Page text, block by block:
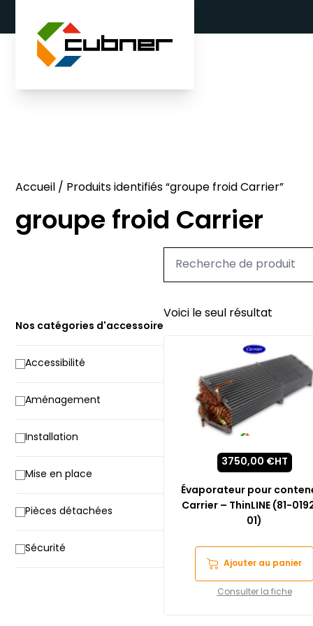
Accueil/ Produits identifiés “groupe froid Carrier”
groupe froid Carrier
Nos catégories d'accessoire
Accessibilité
Aménagement
Installation
Mise en place
Pièces détachées
Sécurité
Voici le seul résultat
Évaporateur pour
Carrier – ThinLINE (81-
01)
3750,00 €HT
Ajouter au panier
Consulter la fiche